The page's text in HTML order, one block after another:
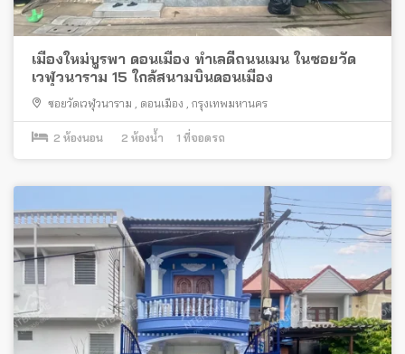
เมืองใหม่บูรพา ดอนเมือง ทำเลดีถนนเมน ในซอยวัด
เวฬุวนาราม 15 ใกล้สนามบินดอนเมือง
ซอยวัดเวฬุวนาราม ดอนเมือง กรุงเทพมหานคร
2 ห้องนอน 2 ห้องน้ำ 1 ที่จอดรถ